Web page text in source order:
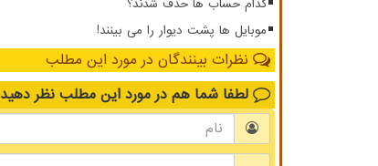
کدام حساب ها حذف شدند؟
موبایل ها پشت دیوار را می بینند!
نظرات بینندگان در مورد این مطلب
لطفا شما هم در مورد این مطلب نظر دهید